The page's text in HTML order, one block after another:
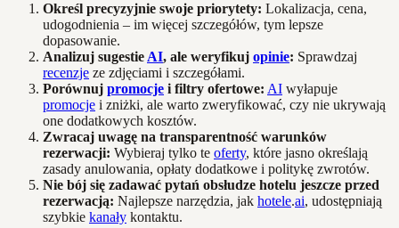
Określ precyzyjnie swoje priorytety: Lokalizacja, cena,
udogodnienia – im więcej szczegółów, tym lepsze
dopasowanie.
Analizuj sugestieAI, ale weryfikuj opinie: Sprawdzaj
recenzje ze zdjęciami i szczegółami.
Porównuj promocje i filtry ofertowe: AI wyłapuje
promocje i zniżki, ale warto zweryfikować, czy nie ukrywają
one dodatkowych kosztów.
Zwracaj uwagę na transparentność warunków
rezerwacji: Wybieraj tylko te oferty, które jasno określają
zasady anulowania, opłaty dodatkowe i politykę zwrotów.
Nie bój się zadawać pytań obsłudze hotelu jeszcze przed
rezerwacją: Najlepsze narzędzia, jak hotele.ai, udostępniają
szybkie kanały kontaktu.